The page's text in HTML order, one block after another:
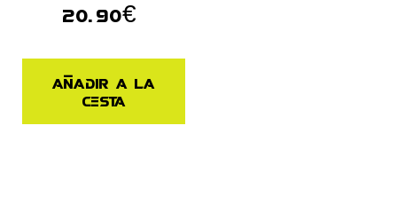
20.90€
Añadir a la
cesta